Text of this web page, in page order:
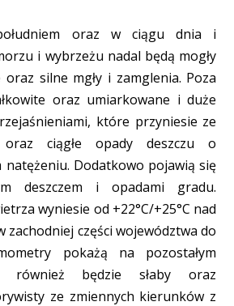
oraz w ciągu dnia i
i wybrzeżu nadal będą mogły
silne mgły i zamglenia. Poza
oraz umiarkowane i duże
które przyniesie ze
ciągłe opady deszczu o
natężeniu. Dodatkowo pojawią się
deszczem i opadami gradu.
wyniesie od +22°C/+25°C nad
zachodniej części województwa do
pokażą na pozostałym
również będzie słaby oraz
ze zmiennych kierunków z